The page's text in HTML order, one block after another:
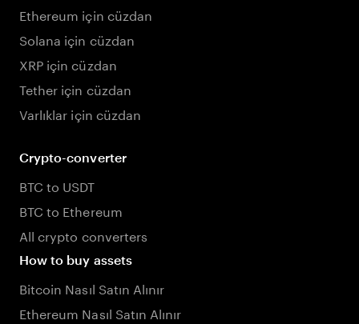
Ethereum için cüzdan
Solana için cüzdan
XRP için cüzdan
Tether için cüzdan
Varlıklar için cüzdan
Crypto-converter
BTC to USDT
BTC to Ethereum
All crypto converters
How to buy assets
Bitcoin Nasıl Satın Alınır
Ethereum Nasıl Satın Alınır